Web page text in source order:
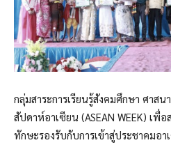
กลุ่มสาระการเรียนรู้สังคมศึกษา ศาส
สัปดาห์อาเซียน (ASEAN WEEK) เพื่
ทักษะรองรับกับการเข้าสู่ประชาคมอา